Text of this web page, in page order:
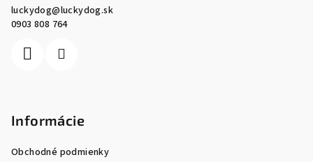
luckydog@luckydog.sk
0903 808 764
Informácie
Obchodné podmienky